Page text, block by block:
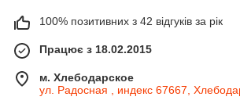
100% позитивних з 42 відгуків за рік
Працює з 18.02.2015
м. Хлебодарское
ул. Радосная , индекс 67667,